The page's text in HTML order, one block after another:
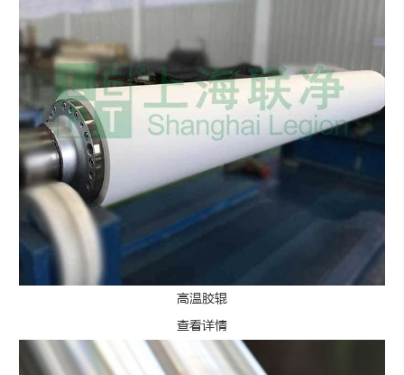
高温胶辊
查看详情